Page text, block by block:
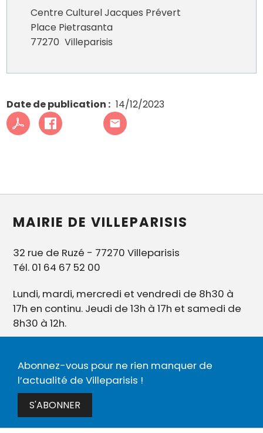
Centre Culturel Jacques Prévert
Place Pietrasanta
77270 Villeparisis
Date de publication 14/12/2023
MAIRIE DE VILLEPARISIS
32 rue de Ruzé - 77270 Villeparisis
Tél. 01 64 67 52 00
Lundi, mardi, mercredi et vendredi de 8h30 à
17h en continu. Jeudi de 13h à 17h et samedi de
8h30 à 12h.
Abonnez-vous pour ne rien manquer de
l’actualité de Villeparisis !
S'ABONNER